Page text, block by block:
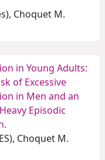
Choquet M.
in Young Adults:
of Excessive
in Men and an
Episodic
Choquet M.